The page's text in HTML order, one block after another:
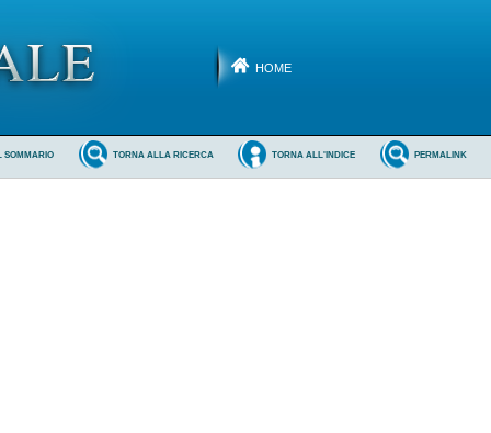
HOME
PERMALINK
TORNA ALL'INDICE
TORNA ALLA RICERCA
SOMMARIO